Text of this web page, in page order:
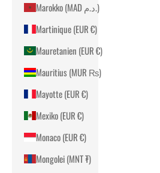
Marokko (MAD د.م.)
Martinique (EUR €)
Mauretanien (EUR €)
Mauritius (MUR ₨)
Mayotte (EUR €)
Mexiko (EUR €)
Monaco (EUR €)
Mongolei (MNT ₮)